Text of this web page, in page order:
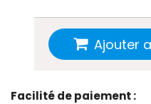
Ajouter
Facilité de paiement :